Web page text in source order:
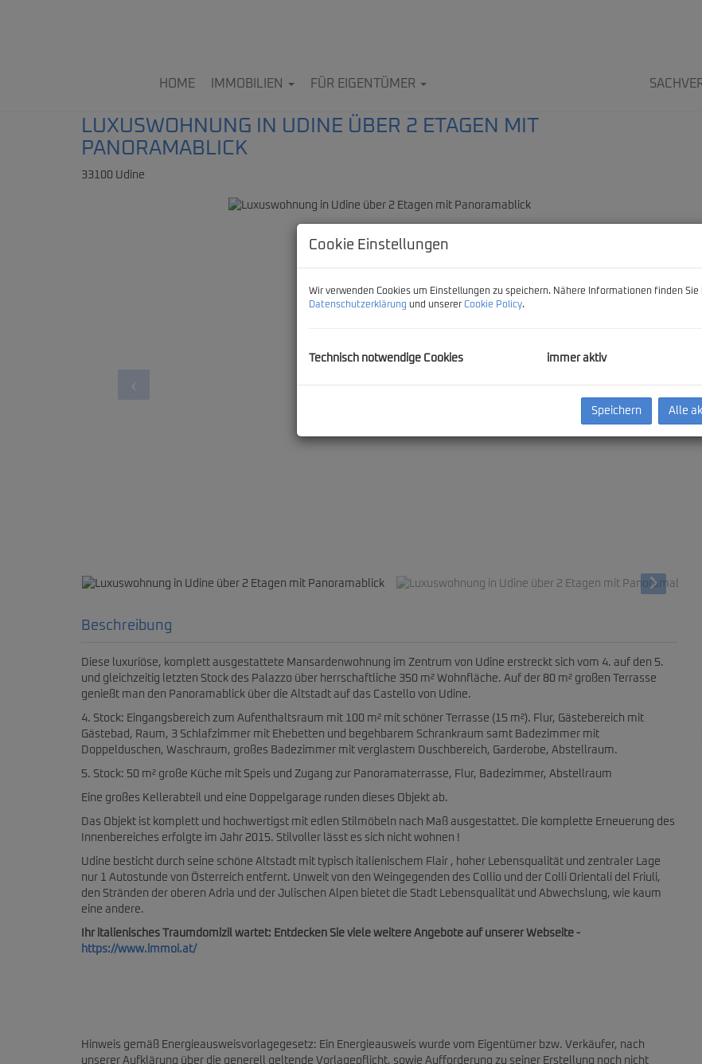
HOME IMMOBILIEN FÜR EIGENTÜMER
LUXUSWOHNUNG IN UDINE ÜBER 2 ETAGEN MIT
PANORAMABLICK
33100 Udine
Beschreibung
Diese luxuriöse, komplett ausgestattete Mansardenwohnung im Zentrum von Udine erstreckt sich vom 4. auf den 5.
und gleichzeitig letzten Stock des Palazzo über herrschaftliche 350 m² Wohnfläche. Auf der 80 m² großen Terrasse
genießt man den Panoramablick über die Altstadt auf das Castello von Udine.
4. Stock: Eingangsbereich zum Aufenthaltsraum mit 100 m² mit schöner Terrasse (15 m²). Flur, Gästebereich mit
Gästebad, Raum, 3 Schlafzimmer mit Ehebetten und begehbarem Schrankraum samt Badezimmer mit
Doppelduschen, Waschraum, großes Badezimmer mit verglastem Duschbereich, Garderobe, Abstellraum.
5. Stock: 50 m² große Küche mit Speis und Zugang zur Panoramaterrasse, Flur, Badezimmer, Abstellraum
Eine großes Kellerabteil und eine Doppelgarage runden dieses Objekt ab.
Das Objekt ist komplett und hochwertigst mit edlen Stilmöbeln nach Maß ausgestattet. Die komplette Erneuerung des
Innenbereiches erfolgte im Jahr 2015. Stilvoller lässt es sich nicht wohnen !
Udine besticht durch seine schöne Altstadt mit typisch italienischem Flair , hoher Lebensqualität und zentraler Lage
nur 1 Autostunde von Österreich entfernt. Unweit von den Weingegenden des Collio und der Colli Orientali del Friuli,
den Stränden der oberen Adria und der Julischen Alpen bietet die Stadt Lebensqualität und Abwechslung, wie kaum
eine andere.
Ihr italienisches Traumdomizil wartet: Entdecken Sie viele weitere Angebote auf unserer Webseite -
https://www.immoi.at/
Hinweis gemäß Energieausweisvorlagegesetz: Ein Energieausweis wurde vom Eigentümer bzw. Verkäufer, nach
unserer Aufklärung über die generell geltende Vorlagepflicht, sowie Aufforderung zu seiner Erstellung noch nicht
Cookie Einstellungen
Wir verwenden Cookies um Einstellungen zu speichern. Nähere Informationen finden Sie
Datenschutzerklärung und unserer Cookie Policy.
Technisch notwendige Cookies immer aktiv
Speichern Alle